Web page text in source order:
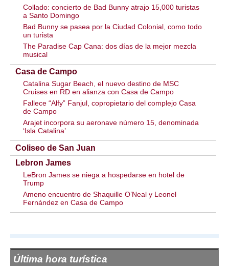
Collado: concierto de Bad Bunny atrajo 15,000 turistas
a Santo Domingo
Bad Bunny se pasea por la Ciudad Colonial, como todo
un turista
The Paradise Cap Cana: dos días de la mejor mezcla
musical
Casa de Campo
Catalina Sugar Beach, el nuevo destino de MSC
Cruises en RD en alianza con Casa de Campo
Fallece “Alfy” Fanjul, copropietario del complejo Casa
de Campo
Arajet incorpora su aeronave número 15, denominada
‘Isla Catalina’
Coliseo de San Juan
Lebron James
LeBron James se niega a hospedarse en hotel de
Trump
Ameno encuentro de Shaquille O’Neal y Leonel
Fernández en Casa de Campo
Última hora turística